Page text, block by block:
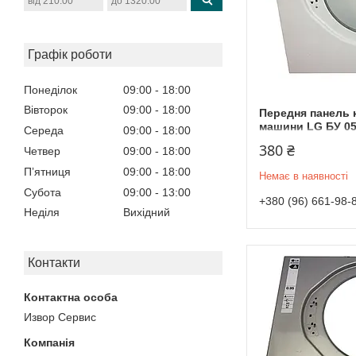
Графік роботи
Понеділок 09:00
18:00
Вівторок
09:00
18:00
Середа
09:00
18:00
Четвер
09:00
18:00
Пʼятниця
09:00
18:00
Субота
09:00
13:00
Неділя
Вихідний
Контакти
Извор Сервис
Передня панель
машини LG БУ
380 ₴
Немає в наявності
+380 (96) 661-98-